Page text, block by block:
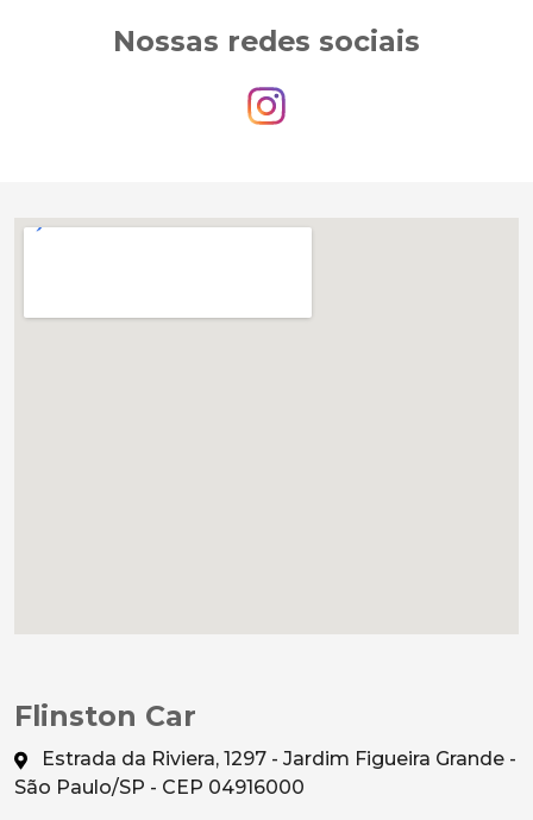
Nossas redes sociais
Flinston Car
Estrada da Riviera, 1297 - Jardim Figueira Grande -
São Paulo/SP - CEP 04916000